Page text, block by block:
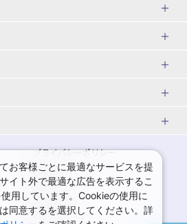
千葉県
栃木県
神奈川県ホテル・旅館
千葉県ホテル・旅館
蔵王温泉(山形)
岩手旅行・ツアー
秋田旅行・ツアー
福島旅行・ツアー
ユニバーサル・スタジオ・ジャパ
女子旅 国内版
ゴールデンウィーク（GW）の国内
旅行
7月の国内旅行
9月の国内旅行
プライバシーポリシー
規約集
商標について
採用情報
お客様ごとに最適なサービスを提
イト外で最適な広告を表示するこ
用しています。Cookieの使用に
同意するを選択してください。詳